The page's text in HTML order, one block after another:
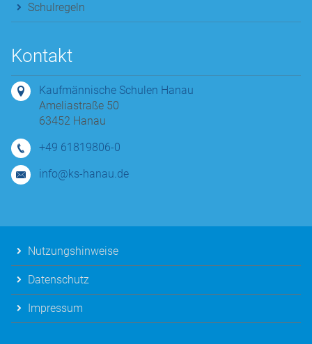
Schulregeln
Kontakt
Kaufmännische Schulen Hanau
Ameliastraße 50
63452 Hanau
+49 61819806-0
info@ks-hanau.de
Nutzungshinweise
Datenschutz
Impressum